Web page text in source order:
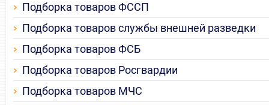
Подборка товаров ФССП
Подборка товаров службы внешней разведки
Подборка товаров ФСБ
Подборка товаров Росгвардии
Подборка товаров МЧС